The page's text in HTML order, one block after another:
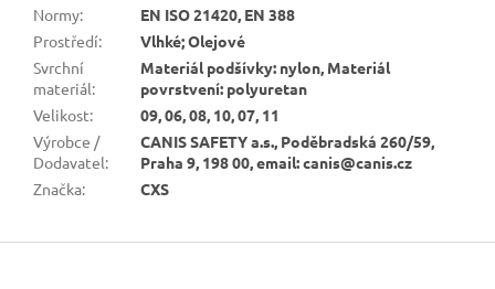
Normy:
EN ISO 21420, EN 388
Prostředí:
Vlhké; Olejové
Svrchní
materiál:
Materiál podšívky: nylon, Materiál
povrstvení: polyuretan
Velikost:
09, 06, 08, 10, 07, 11
Výrobce /
Dodavatel:
CANIS SAFETY a.s., Poděbradská 260/59,
Praha 9, 198 00, email: canis@canis.cz
Značka: CXS
Z